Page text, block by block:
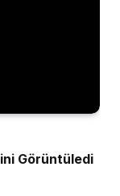
Görüntüledi